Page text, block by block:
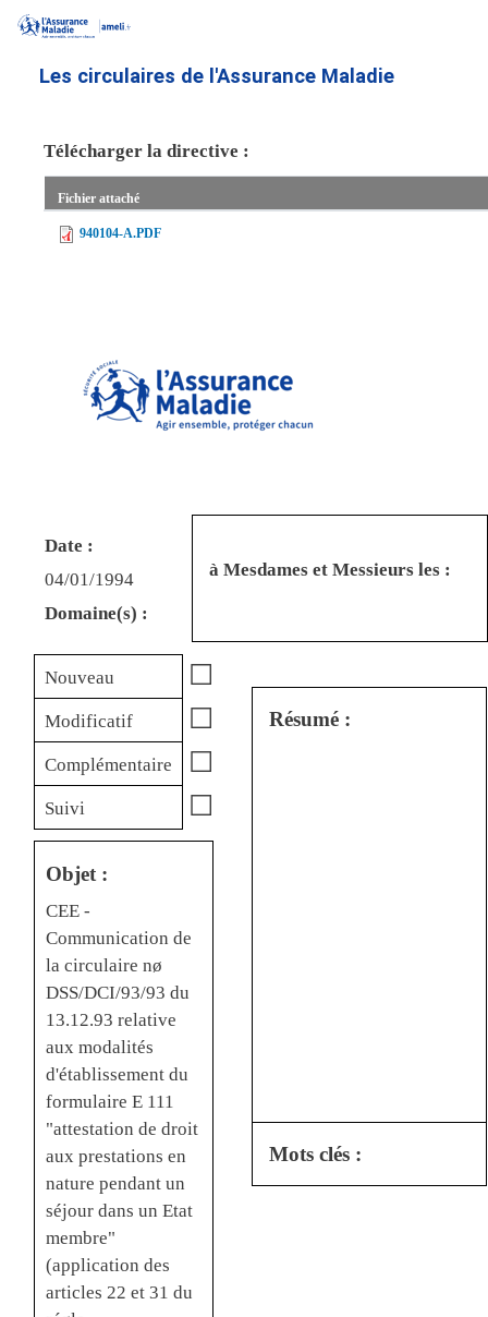
contenu
Les circulaires de l'Assurance Maladie
Télécharger la directive :
Fichier attaché
940104-A.PDF
Date :
04/01/1994
Domaine(s) :
à Mesdames et Messieurs les :
Nouveau ☐
Modificatif ☐
Complémentaire ☐
Suivi ☐
Objet :
CEE -
Communication de
la circulaire nø
DSS/DCI/93/93 du
13.12.93 relative
aux modalités
d'établissement du
formulaire E 111
"attestation de droit
aux prestations en
nature pendant un
séjour dans un Etat
membre"
(application des
articles 22 et 31 du
Résumé :
Mots clés :